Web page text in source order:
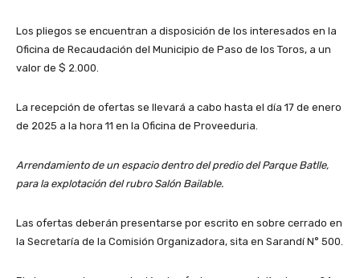
Los pliegos se encuentran a disposición de los interesados en la
Oficina de Recaudación del Municipio de Paso de los Toros, a un
valor de $ 2.000.
La recepción de ofertas se llevará a cabo hasta el día 17 de enero
de 2025 a la hora 11 en la Oficina de Proveeduria.
Arrendamiento de un espacio dentro del predio del Parque Batlle,
para la explotación del rubro Salón Bailable.
Las ofertas deberán presentarse por escrito en sobre cerrado en
la Secretaría de la Comisión Organizadora, sita en Sarandí N° 500.